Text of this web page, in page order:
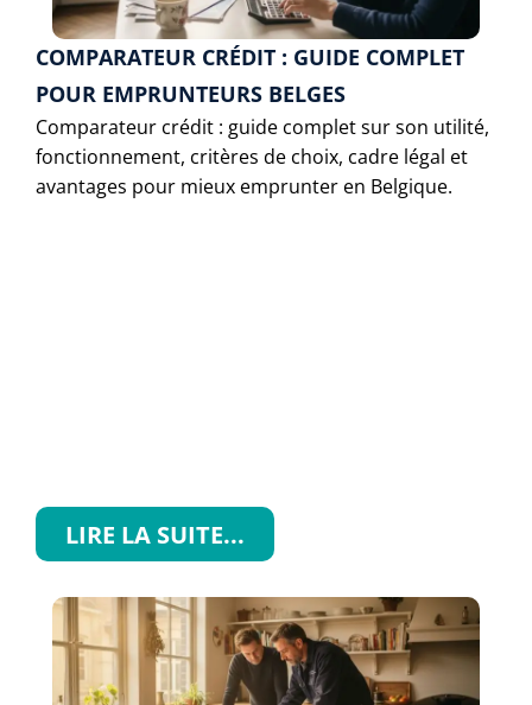
COMPARATEUR CRÉDIT : GUIDE COMPLET
POUR EMPRUNTEURS BELGES
Comparateur crédit : guide complet sur son utilité,
fonctionnement, critères de choix, cadre légal et
avantages pour mieux emprunter en Belgique.
LIRE LA SUITE...